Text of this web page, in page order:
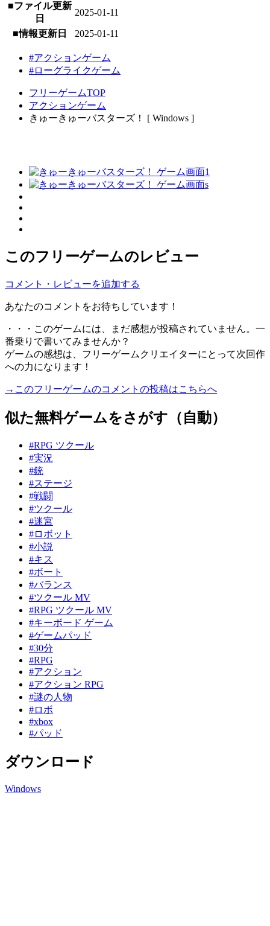
■ファイル更新
日
2025-01-11
■情報更新日 2025-01-11
#アクションゲーム
#ローグライクゲーム
フリーゲームTOP
アクションゲーム
きゅーきゅーバスターズ！ [ Windows ]
このフリーゲームのレビュー
コメント・レビューを追加する
あなたのコメントをお待ちしています！
・・・このゲームには、まだ感想が投稿されていません。一
番乗りで書いてみませんか？
ゲームの感想は、フリーゲームクリエイターにとって次回作
への力になります！
→このフリーゲームのコメントの投稿はこちらへ
似た無料ゲームをさがす（自動）
#RPG ツクール
#実況
#銃
#ステージ
#戦闘
#ツクール
#迷宮
#ロボット
#小説
#キス
#ボート
#バランス
#ツクール MV
#RPG ツクール MV
#キーボード ゲーム
#ゲームパッド
#30分
#RPG
#アクション
#アクション RPG
#謎の人物
#ロボ
#xbox
#パッド
ダウンロード
Windows